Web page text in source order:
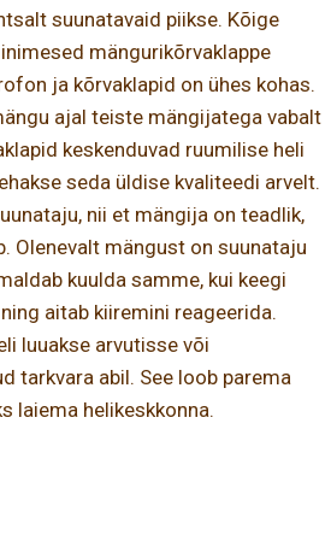
suunatavaid piikse. Kõige
mängurikõrvaklappe
ja kõrvaklapid on ühes kohas.
ajal teiste mängijatega vabalt
keskenduvad ruumilise heli
seda üldise kvaliteedi arvelt.
nii et mängija on teadlik,
Olenevalt mängust on suunataju
kuulda samme, kui keegi
aitab kiiremini reageerida.
luuakse arvutisse või
tarkvara abil. See loob parema
laiema helikeskkonna.